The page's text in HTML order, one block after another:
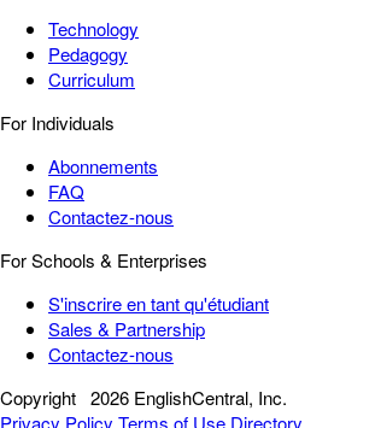
Technology
Pedagogy
Curriculum
For Individuals
Abonnements
FAQ
Contactez-nous
For Schools & Enterprises
S'inscrire en tant qu'étudiant
Sales & Partnership
Contactez-nous
Copyright 2026 EnglishCentral, Inc.